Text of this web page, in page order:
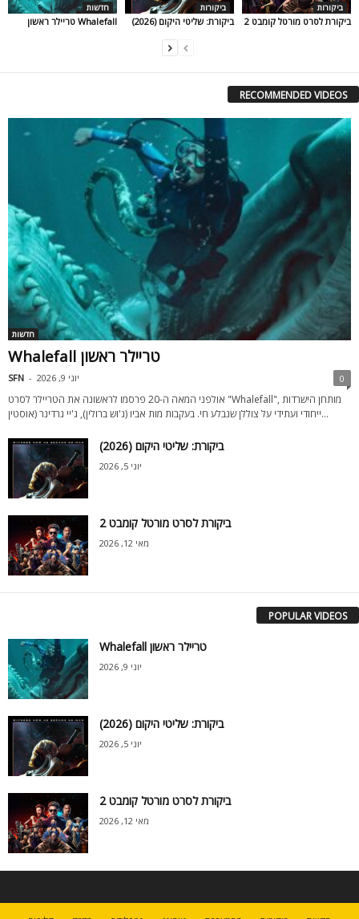
חדשות
Whalefall טריילר ראשון
ביקורות
ביקורת: שליטי היקום (2026)
ביקורות
ביקורת לסרט מורטל קומבט 2
RECOMMENDED VIDEOS
חדשות
Whalefall טריילר ראשון
SFN - יוני 9, 2026 0
אולפני המאה ה-20 פרסמו לראשונה את הטריילר לסרט "Whalefall", מותחן הישרדות
ייחודי ועתידי על צוללן שנבלע חי. בעקבות מות אביו (ג'וש ברולין), ג'יי גרדינר (אוסטין...
ביקורת: שליטי היקום (2026)
יוני 5, 2026
ביקורת לסרט מורטל קומבט 2
מאי 12, 2026
POPULAR VIDEOS
Whalefall טריילר ראשון
יוני 9, 2026
ביקורת: שליטי היקום (2026)
יוני 5, 2026
ביקורת לסרט מורטל קומבט 2
מאי 12, 2026